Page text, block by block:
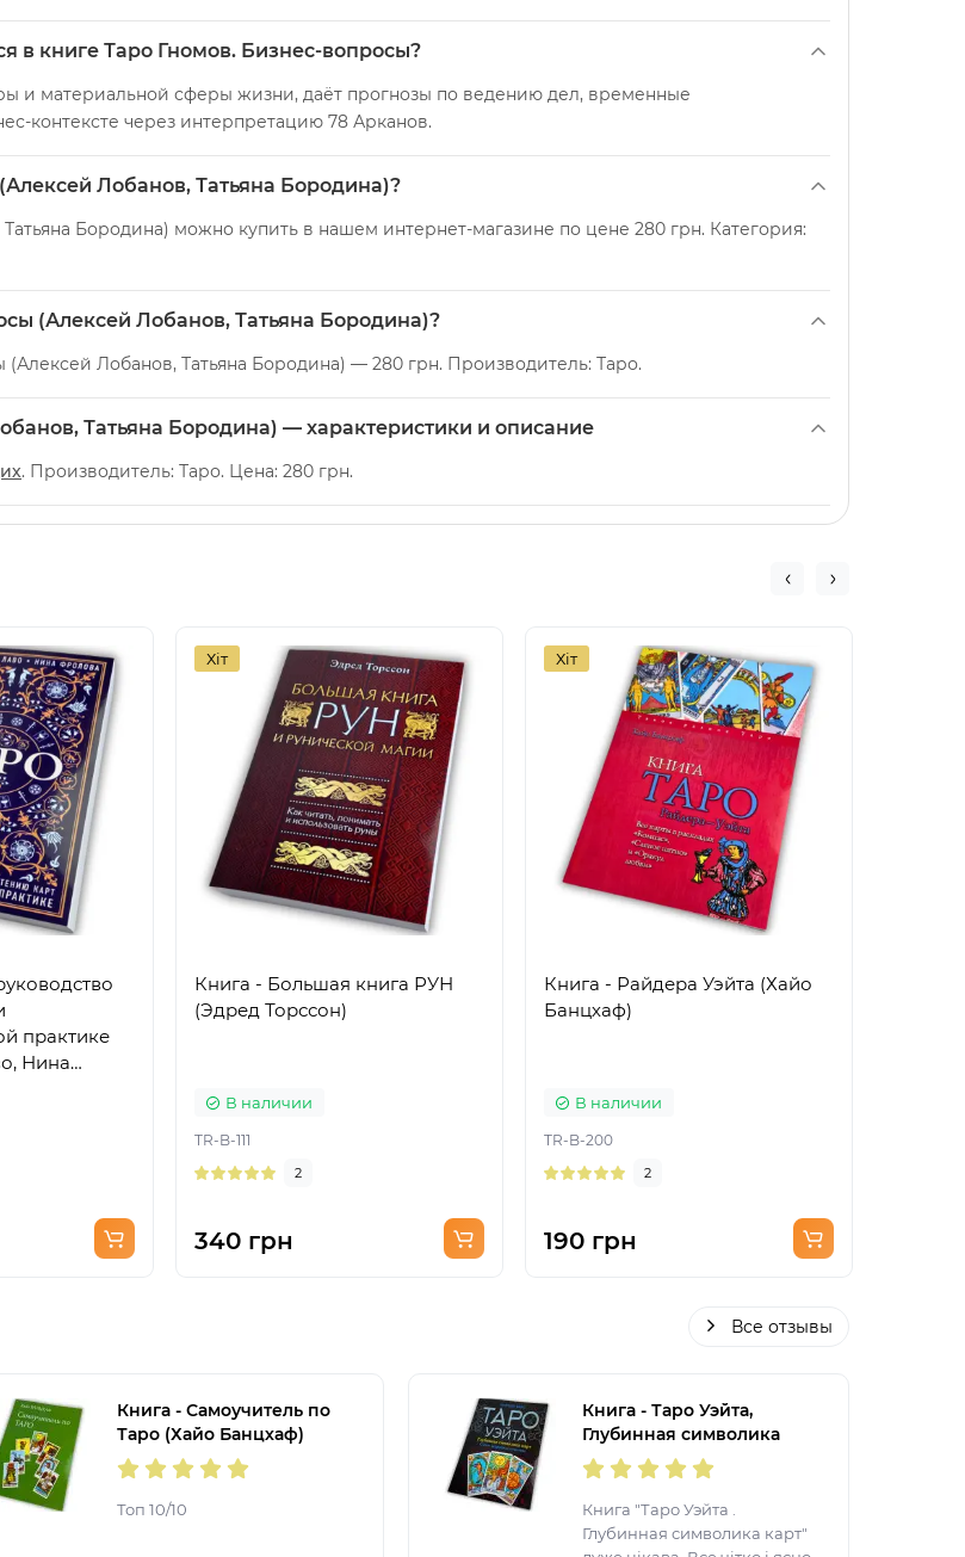
в книге Таро Гномов. Бизнес-вопросы?
и материальной сферы жизни, даёт прогнозы по ведению дел, временные
контексте через интерпретацию 78 Арканов.
Лобанов, Татьяна Бородина)?
Бородина) можно купить в нашем интернет-магазине по цене 280 грн. Категория:
(Алексей Лобанов, Татьяна Бородина)?
Лобанов, Татьяна Бородина) — 280 грн. Производитель: Таро.
Татьяна Бородина) — характеристики и описание
. Производитель: Таро. Цена: 280 грн.
практике
Нина
Хіт
Книга - Большая книга РУН
(Эдред Торссон)
В наличии
TR-B-111
2
340 грн
Хіт
Книга - Райдера Уэйта (Хайо
Банцхаф)
В наличии
TR-B-200
2
190 грн
Все отзывы
Книга - Самоучитель по
Таро (Хайо Банцхаф)
Топ 10/10
Книга - Таро Уэйта,
Глубинная символика
карт. Самое подробное
описание (Мартин Вэлс)
Книга "Таро Уэйта .
Глубинная символика карт"